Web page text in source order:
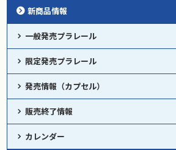
新商品情報
一般発売プラレール
限定発売プラレール
発売情報（カプセル）
販売終了情報
カレンダー